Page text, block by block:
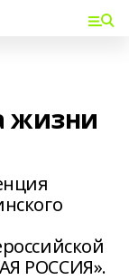
жизни
РОССИЯ».